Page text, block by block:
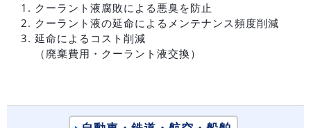
クーラント液腐敗による悪臭を防止
クーラント液の延命によるメンテナンス頻度削減
延命によるコスト削減
（廃棄費用・クーラント液交換）